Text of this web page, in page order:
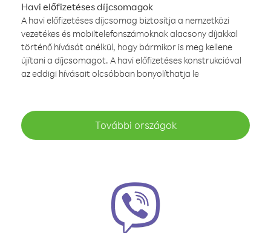
Havi előfizetéses díjcsomagok
A havi előfizetéses díjcsomag biztosítja a nemzetközi
vezetékes és mobiltelefonszámoknak alacsony díjakkal
történő hívását anélkül, hogy bármikor is meg kellene
újítani a díjcsomagot. A havi előfizetéses konstrukcióval
az eddigi hívásait olcsóbban bonyolíthatja le
További országok